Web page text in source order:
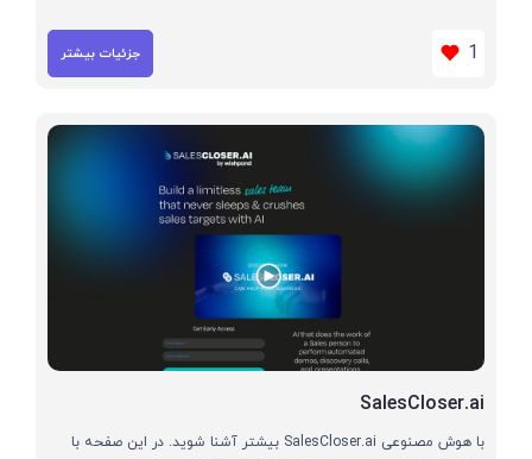
1 جزئیات بیشتر
SalesCloser.ai
با هوش مصنوعی SalesCloser.ai بیشتر آشنا شوید. در این صفحه با